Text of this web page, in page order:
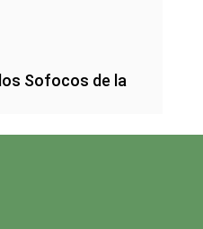
Sofocos de la